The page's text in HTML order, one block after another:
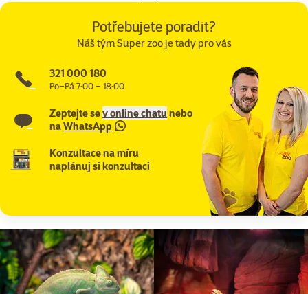
Potřebujete poradit?
Náš tým Super zoo je tady pro vás
321 000 180
Po–Pá 7:00 – 18:00
Zeptejte sev online chatunebo
naWhatsApp
Konzultace na míru
naplánuj si konzultaci